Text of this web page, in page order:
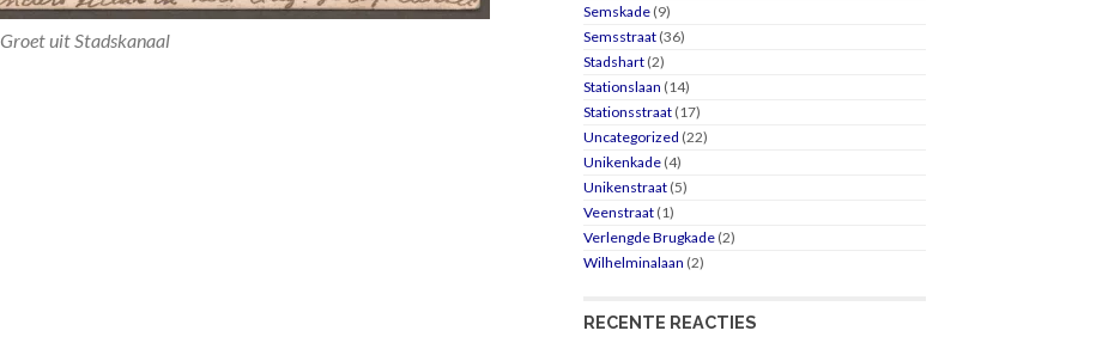
Groet uit Stadskanaal
Semskade (9)
Semsstraat (36)
Stadshart (2)
Stationslaan (14)
Stationsstraat (17)
Uncategorized (22)
Unikenkade (4)
Unikenstraat (5)
Veenstraat (1)
Verlengde Brugkade (2)
Wilhelminalaan (2)
RECENTE REACTIES